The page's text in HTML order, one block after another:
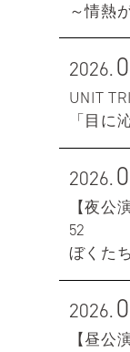
～情熱
2026.
UNIT
「目に
2026.
【夜公
52
ぼくた
2026.
【昼公